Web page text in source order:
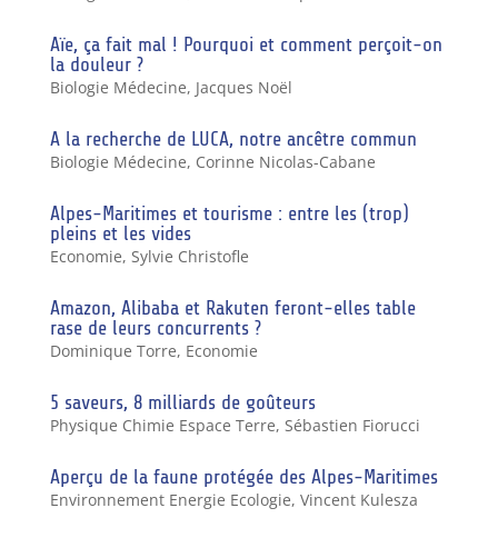
Aïe, ça fait mal ! Pourquoi et comment perçoit-on
la douleur ?
Biologie Médecine, Jacques Noël
A la recherche de LUCA, notre ancêtre commun
Biologie Médecine, Corinne Nicolas-Cabane
Alpes-Maritimes et tourisme : entre les (trop)
pleins et les vides
Economie, Sylvie Christofle
Amazon, Alibaba et Rakuten feront-elles table
rase de leurs concurrents ?
Dominique Torre, Economie
5 saveurs, 8 milliards de goûteurs
Physique Chimie Espace Terre, Sébastien Fiorucci
Aperçu de la faune protégée des Alpes-Maritimes
Environnement Energie Ecologie, Vincent Kulesza